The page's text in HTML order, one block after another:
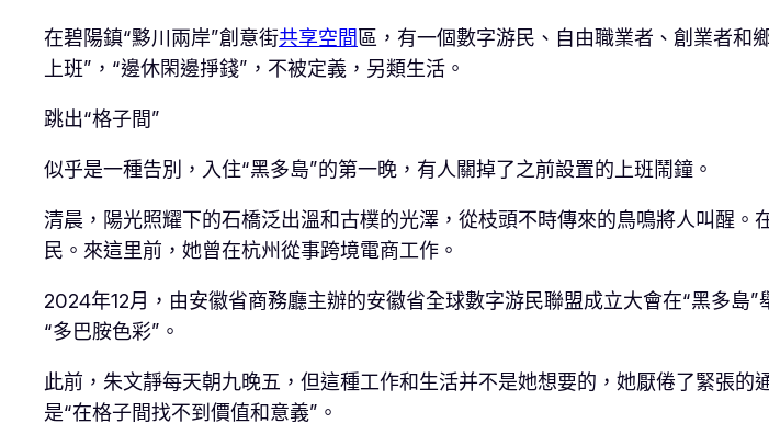
在碧陽鎮“黟川兩岸”創意街共享空間區，有一個數字游民、自由職業者、創業者和
上班”，“邊休閑邊掙錢”，不被定義，另類生活。
跳出“格子間”
似乎是一種告別，入住“黑多島”的第一晚，有人關掉了之前設置的上班鬧鐘。
清晨，陽光照耀下的石橋泛出溫和古樸的光澤，從枝頭不時傳來的鳥鳴將人叫醒
民。來這里前，她曾在杭州從事跨境電商工作。
2024年12月，由安徽省商務廳主辦的安徽省全球數字游民聯盟成立大會在“黑多
“多巴胺色彩”。
此前，朱文靜每天朝九晚五，但這種工作和生活并不是她想要的，她厭倦了緊張
是“在格子間找不到價值和意義”。